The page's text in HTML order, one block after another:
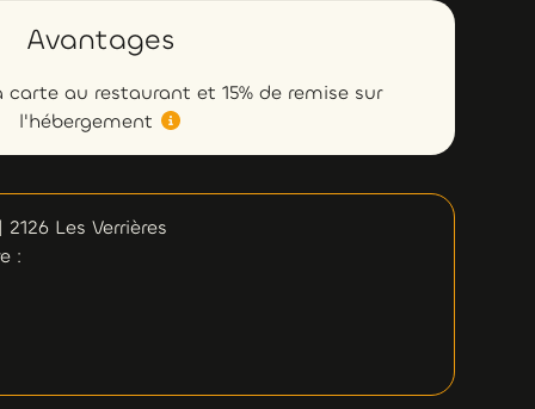
Avantages
carte au restaurant et 15% de remise sur
l'hébergement
Les Verrières
: